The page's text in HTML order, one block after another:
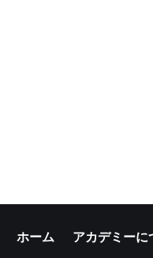
ホーム アカデミーに